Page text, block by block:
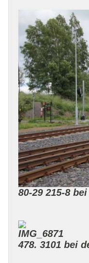
80-29 215-8
478. 3101 bei